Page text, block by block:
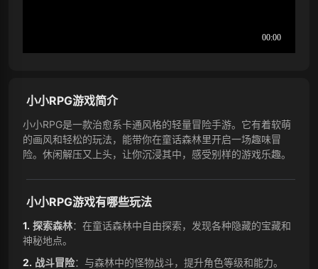
小小RPG游戏简介
小小RPG是一款治愈系卡通风格的轻量冒险手游。它有着软萌
的画风和轻松的玩法，能带你在童话森林里开启一场趣味冒
险。休闲解压又上头，让你沉浸其中，感受别样的游戏乐趣。
小小RPG游戏有哪些玩法
探索森林：在童话森林中自由探索，发现各种隐藏的宝藏和
神秘地点。
战斗冒险：与森林中的怪物战斗，提升角色等级和能力。